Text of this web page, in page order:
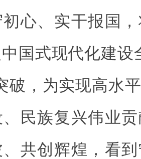
心、实干报国
国式现代化建设
破，为实现高水
民族复兴伟业
共创辉煌，看